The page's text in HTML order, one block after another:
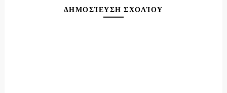
ΔΗΜΟΣΊΕΥΣΗ ΣΧΟΛΊΟΥ